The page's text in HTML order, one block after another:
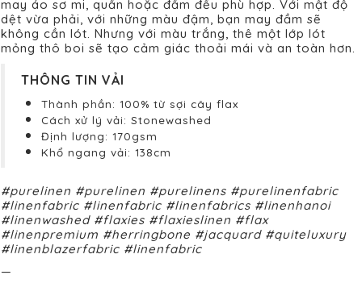
may áo sơ mi, quần hoặc đầm đều phù hợp. Với mật độ
dệt vừa phải, với những màu đậm, bạn may đầm sẽ
không cần lót. Nhưng với màu trắng, thê một lớp lót
mỏng thô boi sẽ tạo cảm giác thoải mái và an toàn hơn.
THÔNG TIN VẢI
Thành phần: 100% từ sợi cây flax
Cách xử lý vải: Stonewashed
Định lượng: 170gsm
Khổ ngang vải: 138cm
#purelinen #purelinen #purelinens #purelinenfabric
#linenfabric #linenfabric #linenfabrics #linenhanoi
#linenwashed #flaxies #flaxieslinen #flax
#linenpremium #herringbone #jacquard #quiteluxury
#linenblazerfabric #linenfabric
—